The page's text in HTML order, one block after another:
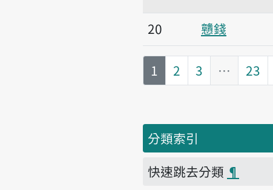
20
戇錢
第
1 2 3 … 23
分類索引
快速跳去分類 ¶